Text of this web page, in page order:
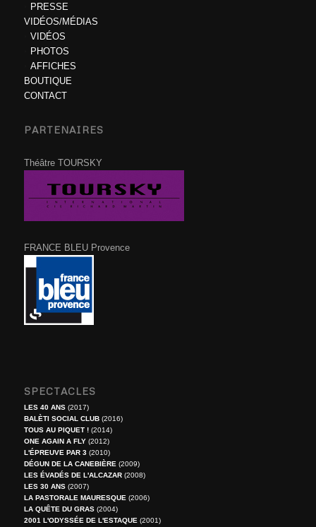
PRESSE
VIDÉOS/MÉDIAS
VIDÉOS
PHOTOS
AFFICHES
BOUTIQUE
CONTACT
PARTENAIRES
Théâtre TOURSKY
FRANCE BLEU Provence
SPECTACLES
LES 40 ANS(2017)
BALÈTI SOCIAL CLUB(2016)
TOUS AU PIQUET !(2014)
ONE AGAIN A FLY(2012)
L'ÉPREUVE PAR 3(2010)
DÉGUN DE LA CANEBIÈRE (2009)
LES ÉVADÉS DE L'ALCAZAR(2008)
LES 30 ANS(2007)
LA PASTORALE MAURESQUE (2006)
LA QUÊTE DU GRAS(2004)
2001 L'ODYSSÉE DE L'ESTAQUE (2001)